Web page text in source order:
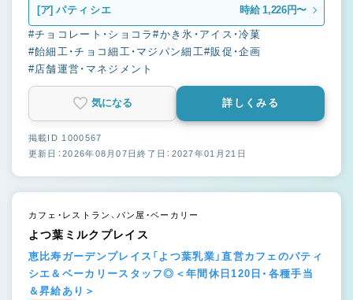
[ア] パティシエ 時給 1,226円〜
#チョコレート・ショコラ#かき氷・アイス・冷菓
#飴細工・チョコ細工・マジパン細工#販促・企画
#店舗運営・マネジメント
気になる 詳しくみる
掲載ID 1000567
更新日：2026年08月07日終了日：2027年01月21日
カフェ・レストラン、パン屋・ベーカリー
よつ葉ミルクプレイス
恵比寿ガーデンプレイス「よつ葉乳業」直営カフェのパティ
シエ＆ベーカリースタッフ◎＜年間休日120日・各種手当
＆昇給あり＞